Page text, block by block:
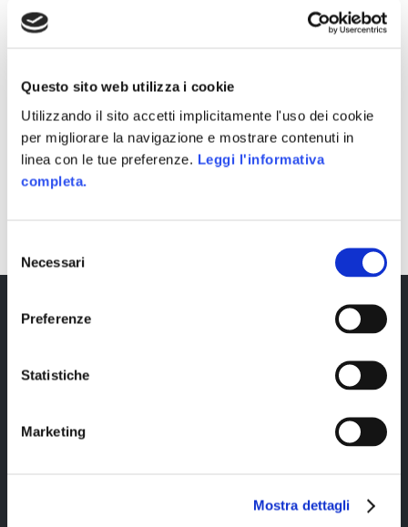
Questo sito web utilizza i cookie
Utilizzando il sito accetti implicitamente l'uso dei cookie
per migliorare la navigazione e mostrare contenuti in
linea con le tue preferenze. Leggi l'informativa
completa.
delNecessari
Preferenze
Statistiche
Marketing
Mostra dettagli